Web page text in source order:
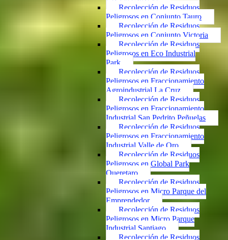
Recolección de Residuos
Peligrosos en Conjunto Tauro
Recolección de Residuos
Peligrosos en Conjunto Victoria
Recolección de Residuos
Peligrosos en Eco Industrial
Park
Recolección de Residuos
Peligrosos en Fraccionamiento
Agroindustrial La Cruz
Recolección de Residuos
Peligrosos en Fraccionamiento
Industrial San Pedrito Peñuelas
Recolección de Residuos
Peligrosos en Fraccionamiento
Industrial Valle de Oro
Recolección de Residuos
Peligrosos en Global Park
Queretaro
Recolección de Residuos
Peligrosos en Micro Parque del
Emprendedor
Recolección de Residuos
Peligrosos en Micro Parque
Industrial Santiago
Recolección de Residuos